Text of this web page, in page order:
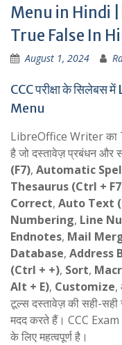
Menu in Hindi
True False In
August 1, 2024
CCC परीक्षा के
Menu
LibreOffice Writer का
है जो दस्तावेज़ प्रबंधन और
(F7), Automatic
Thesaurus (Ctrl +
Correct, Auto Text
Numbering, Line
Endnotes, Mail
Database, Address
(Ctrl + +), Sort,
Alt + E), Customize,
टूल्स दस्तावेज़ की सही-
मदद करते हैं। CCC
के लिए महत्वपूर्ण है।